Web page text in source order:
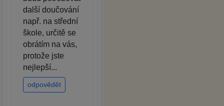
další doučování
např. na střední
škole, určitě se
obrátím na vás,
protože jste
nejlepší...
odpovědět